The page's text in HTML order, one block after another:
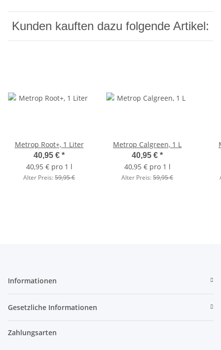
Kunden kauften dazu folgende Artikel:
Metrop Root+, 1 Liter
40,95 € *
40,95 € pro 1 l
Alter Preis:59,95 €
Metrop Calgreen, 1 L
40,95 € *
40,95 € pro 1 l
Alter Preis:59,95 €
Informationen
Gesetzliche Informationen
Zahlungsarten